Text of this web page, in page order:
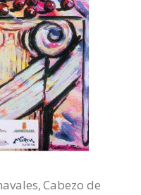
Cabezo de